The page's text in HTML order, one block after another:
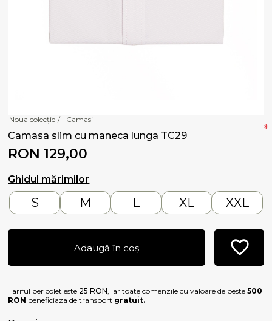
Noua colecție / Camasi
Camasa slim cu maneca lunga TC29
RON 129,00
Ghidul mărimilor
*
S M L XL XXL
Adaugă în coș
Tariful per colet este 25 RON, iar toate comenzile cu valoare de peste500
RON beneficiaza de transport gratuit.